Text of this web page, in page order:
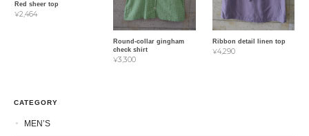
Red sheer top
¥2,464
Round-collar gingham
check shirt
¥3,300
Ribbon detail linen top
¥4,290
CATEGORY
MEN’S